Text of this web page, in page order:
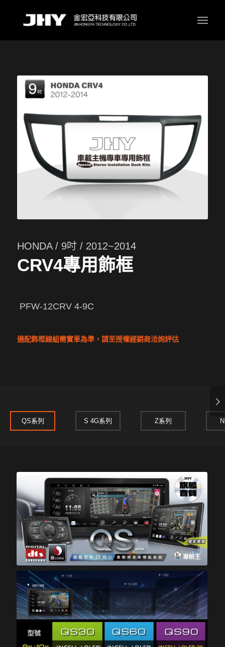
HONDA / 9吋 / 2012~2014
CRV4專用飾框
PFW-12CRV 4-9C
適配飾框線組需實車為準，請至授權經銷商洽詢評估
QS系列 S 4G系列 Z系列